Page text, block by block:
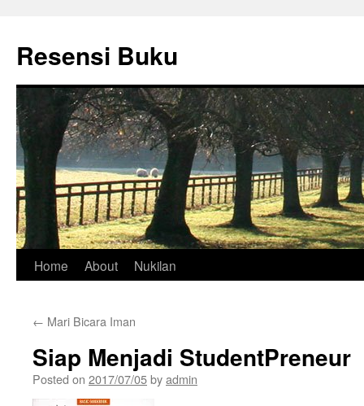
content
Resensi Buku
Home About Nukilan
← Mari Bicara Iman
Siap Menjadi StudentPreneur
Posted on 2017/07/05byadmin